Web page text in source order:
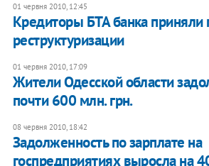
01 червня 2010, 12:45
Кредиторы БТА банка приняли
реструктуризации
01 червня 2010, 17:09
Жители Одесской области
почти 600 млн. грн.
08 червня 2010, 18:42
Задолженность по зарплате на
госпредприятиях выросла на